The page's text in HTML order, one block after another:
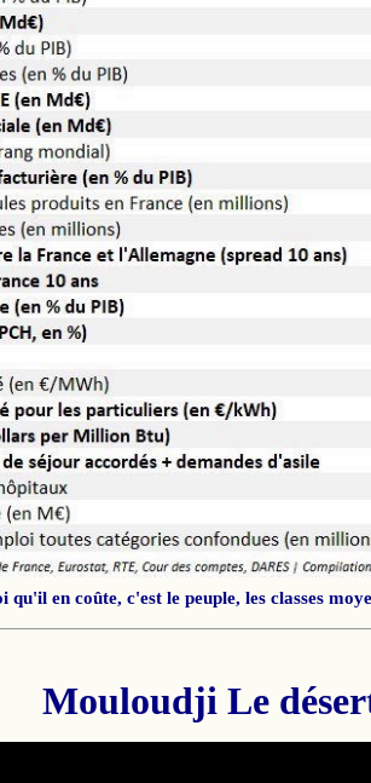
en coûte, c'est le peuple, les classes
Mouloudji Le